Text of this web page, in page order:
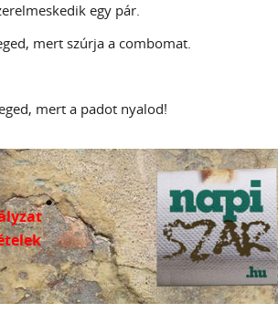
egy pár.
mert szúrja a combomat.
mert a padot nyalod!